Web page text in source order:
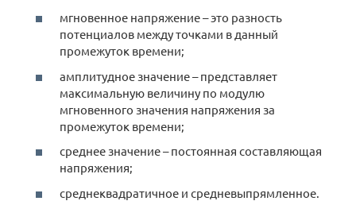
мгновенное напряжение – это разность
потенциалов между точками в данный
промежуток времени;
амплитудное значение – представляет
максимальную величину по модулю
мгновенного значения напряжения за
промежуток времени;
среднее значение – постоянная составляющая
напряжения;
среднеквадратичное и средневыпрямленное.